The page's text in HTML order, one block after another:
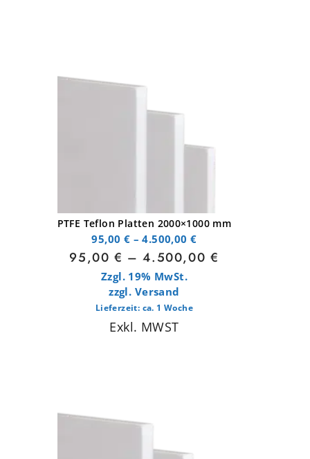
PTFE Teflon Platten 2000×1000 mm
95,00 € –4.500,00€
95,00 € –4.500,00 €
Zzgl. 19% MwSt.
zzgl. Versand
Lieferzeit: ca. 1 Woche
Exkl. MWST